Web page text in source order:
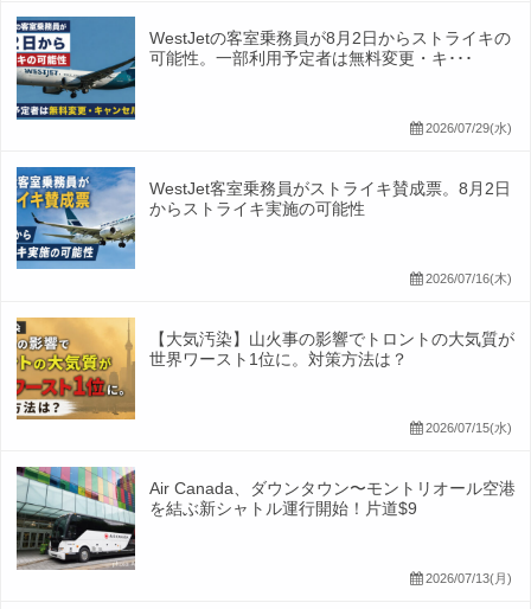
WestJetの客室乗務員が8月2日からストライキの
可能性。一部利用予定者は無料変更・キ･･･
2026/07/29(水)
WestJet客室乗務員がストライキ賛成票。8月2日
からストライキ実施の可能性
2026/07/16(木)
【大気汚染】山火事の影響でトロントの大気質が
世界ワースト1位に。対策方法は？
2026/07/15(水)
Air Canada、ダウンタウン〜モントリオール空港
を結ぶ新シャトル運行開始！片道$9
2026/07/13(月)